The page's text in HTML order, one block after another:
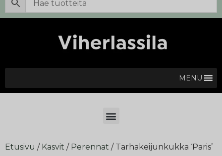
MENU
Etusivu / Kasvit / Perennat / Tarhakeijunkukka ‘Paris’